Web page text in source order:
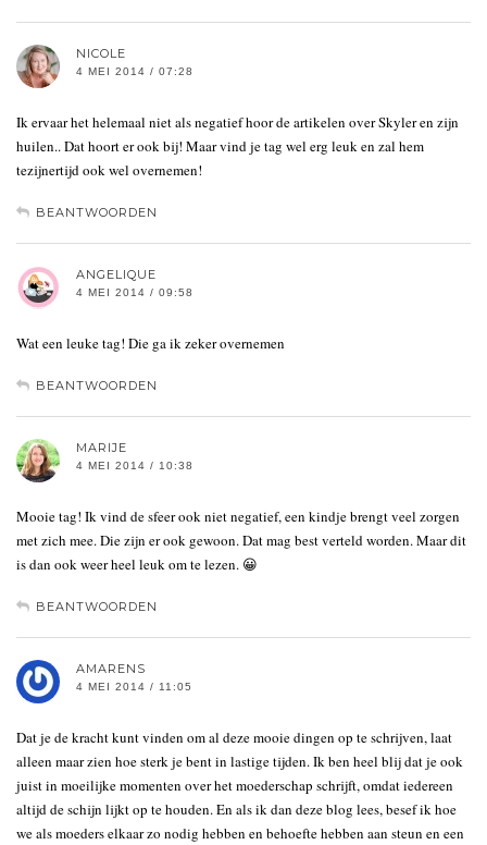
NICOLE
4 MEI 2014 / 07:28
Ik ervaar het helemaal niet als negatief hoor de artikelen over Skyler en zijn
huilen.. Dat hoort er ook bij! Maar vind je tag wel erg leuk en zal hem
tezijnertijd ook wel overnemen!
BEANTWOORDEN
ANGELIQUE
4 MEI 2014 / 09:58
Wat een leuke tag! Die ga ik zeker overnemen
BEANTWOORDEN
MARIJE
4 MEI 2014 / 10:38
Mooie tag! Ik vind de sfeer ook niet negatief, een kindje brengt veel zorgen
met zich mee. Die zijn er ook gewoon. Dat mag best verteld worden. Maar dit
is dan ook weer heel leuk om te lezen. 😀
BEANTWOORDEN
AMARENS
4 MEI 2014 / 11:05
Dat je de kracht kunt vinden om al deze mooie dingen op te schrijven, laat
alleen maar zien hoe sterk je bent in lastige tijden. Ik ben heel blij dat je ook
juist in moeilijke momenten over het moederschap schrijft, omdat iedereen
altijd de schijn lijkt op te houden. En als ik dan deze blog lees, besef ik hoe
we als moeders elkaar zo nodig hebben en behoefte hebben aan steun en een